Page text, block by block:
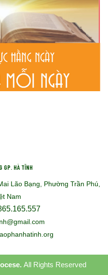
GP. HÀ TĨNH
Lão Bạng, Phường Trần Phú,
Nam
All Rights Reserved